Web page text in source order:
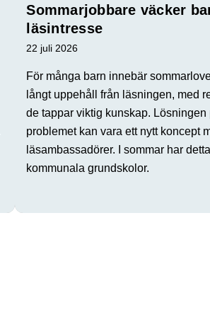
Sommarjobbare väcker
läsintresse
22 juli 2026
För många barn innebär
långt uppehåll från läsningen, med
de tappar viktig kunskap. Lösningen
problemet kan vara ett nytt koncept
läsambassadörer. I sommar har
kommunala grundskolor.